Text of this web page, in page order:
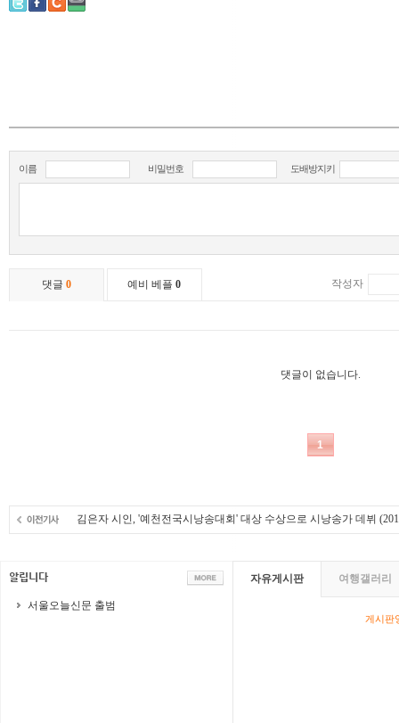
김은자 시인, '예천전국시낭송대회' 대상 수상으로 시낭송가 데뷔
서울오늘신문 출범
자유게시판 여행갤러리
게시판